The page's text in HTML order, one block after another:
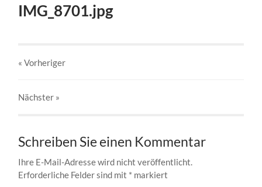
IMG_8701.jpg
« Vorheriger
Nächster »
Schreiben Sie einen Kommentar
Ihre E-Mail-Adresse wird nicht veröffentlicht.
Erforderliche Felder sind mit * markiert